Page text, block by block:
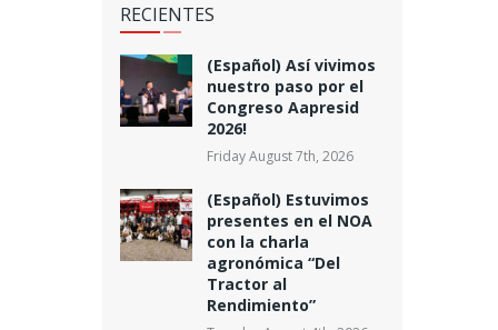
RECIENTES
(Español) Así vivimos
nuestro paso por el
Congreso Aapresid
2026!
Friday August 7th, 2026
(Español) Estuvimos
presentes en el NOA
con la charla
agronómica “Del
Tractor al
Rendimiento”